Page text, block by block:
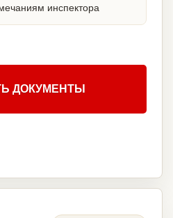
инспектора
ДОКУМЕНТЫ